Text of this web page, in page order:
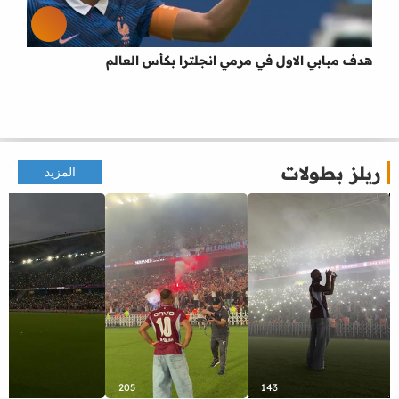
هدف مبابي الاول في مرمي انجلترا بكأس العالم
ريلز بطولات المزيد
143
205